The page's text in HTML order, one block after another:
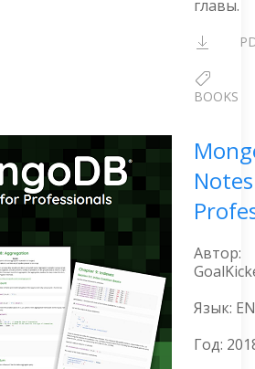
главы.
BOOKS
Автор:
Язык: EN
Год: